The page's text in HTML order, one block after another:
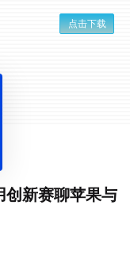
点击下载
创新赛聊苹果与